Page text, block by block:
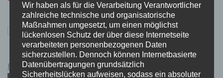
Pokémon Schwert und Schild Kauflink.>LINK<
Wir haben als für die Verarbeitung Verantwortlicher
zahlreiche technische und organisatorische
Maßnahmen umgesetzt, um einen möglichst
lückenlosen Schutz der über diese Internetseite
verarbeiteten personenbezogenen Daten
sicherzustellen. Dennoch können Internetbasierte
Datenübertragungen grundsätzlich
Sicherheitslücken aufweisen, sodass ein absoluter